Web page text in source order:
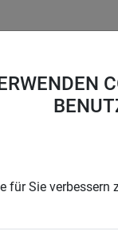
für Sie verbessern